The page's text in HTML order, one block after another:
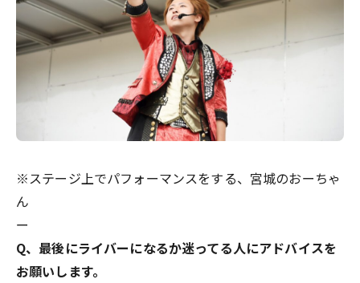
※ステージ上でパフォーマンスをする、宮城のおーちゃ
ん
ー
Q、最後にライバーになるか迷ってる人にアドバイスを
お願いします。